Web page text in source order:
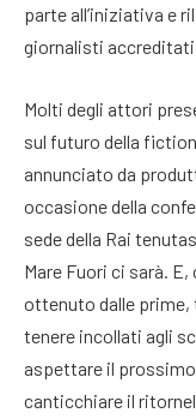
parte all’iniziativa e
giornalisti
Molti degli attori
sul futuro della
annunciato da
occasione della
sede della Rai
Mare Fuori ci sarà.
ottenuto dalle prime,
tenere incollati agli
aspettare il
canticchiare il